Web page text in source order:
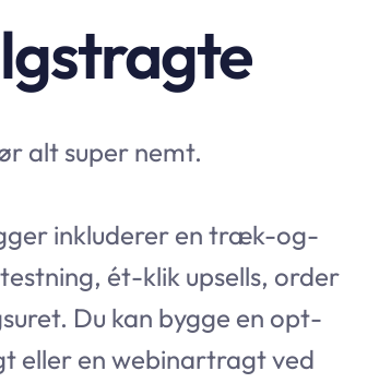
alt super nemt.
inkluderer en træk-og-
ét-klik upsells, order
Du kan bygge en opt-
eller en webinartragt ved